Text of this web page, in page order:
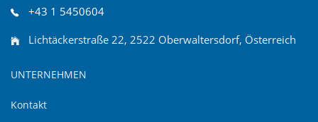
+43 1 5450604
Lichtäckerstraße 22, 2522 Oberwaltersdorf, Österreich
UNTERNEHMEN
Kontakt